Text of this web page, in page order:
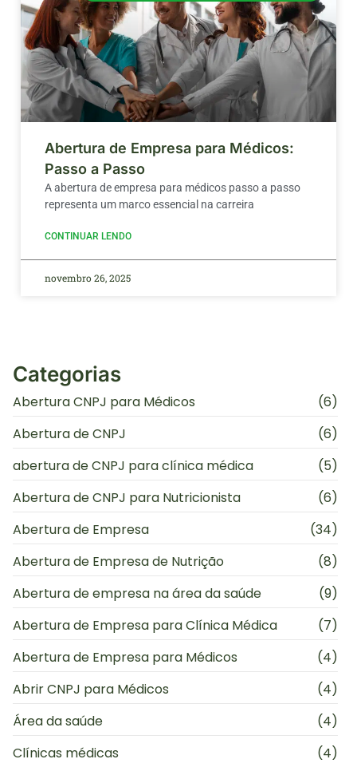
Abertura de Empresa para Médicos:
Passo a Passo
A abertura de empresa para médicos passo a passo
representa um marco essencial na carreira
CONTINUAR LENDO
novembro 26, 2025
Categorias
Abertura CNPJ para Médicos
(6)
Abertura de CNPJ
(6)
abertura de CNPJ para clínica médica
(5)
Abertura de CNPJ para Nutricionista
(6)
Abertura de Empresa
(34)
Abertura de Empresa de Nutrição
(8)
Abertura de empresa na área da saúde
(9)
Abertura de Empresa para Clínica Médica
(7)
Abertura de Empresa para Médicos
(4)
Abrir CNPJ para Médicos
(4)
Área da saúde
(4)
Clínicas médicas
(4)